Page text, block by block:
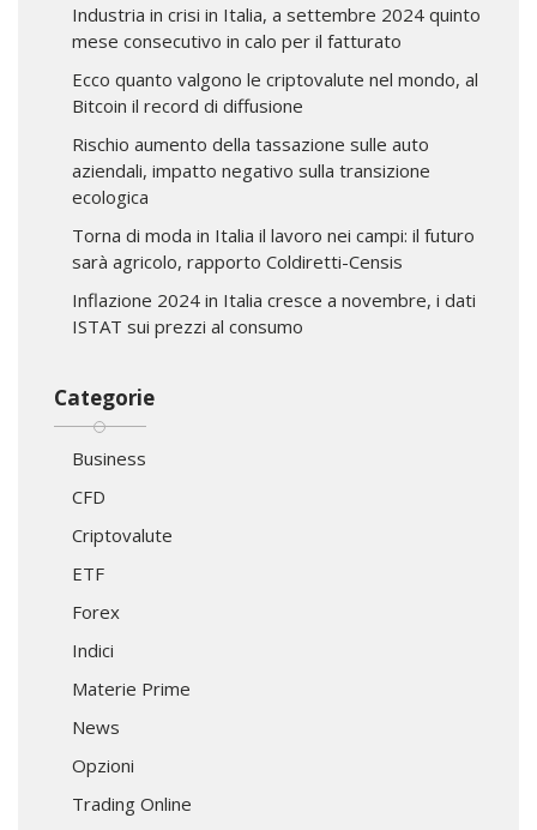
Industria in crisi in Italia, a settembre 2024 quinto
mese consecutivo in calo per il fatturato
Ecco quanto valgono le criptovalute nel mondo, al
Bitcoin il record di diffusione
Rischio aumento della tassazione sulle auto
aziendali, impatto negativo sulla transizione
ecologica
Torna di moda in Italia il lavoro nei campi: il futuro
sarà agricolo, rapporto Coldiretti-Censis
Inflazione 2024 in Italia cresce a novembre, i dati
ISTAT sui prezzi al consumo
Categorie
Business
CFD
Criptovalute
ETF
Forex
Indici
Materie Prime
News
Opzioni
Trading Online